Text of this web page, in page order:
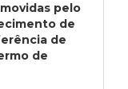
pelo
de
de
de